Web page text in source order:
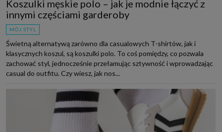
Koszulki męskie polo – jak je modnie łączyć z
innymi częściami garderoby
MÓJ STYL
Świetną alternatywą zarówno dla casualowych T-shirtów, jak i
klasycznych koszul, są koszulki polo. To coś pomiędzy, co pozwala
zachować styl, jednocześnie przełamując sztywność i wprowadzając
casual do outfitu. Czy wiesz, jak nos...